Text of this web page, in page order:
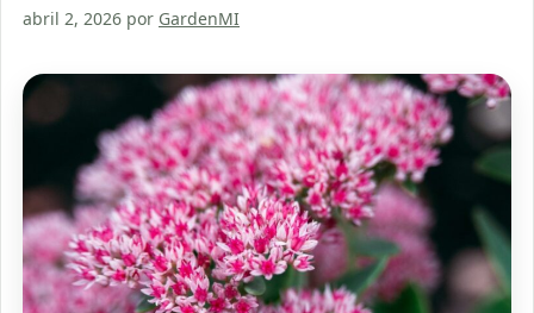
abril 2, 2026 por GardenMI